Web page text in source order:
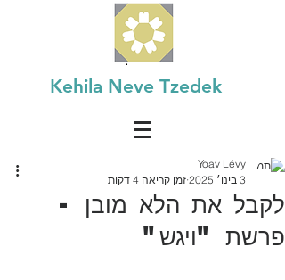
Kehila Neve Tzedek
לקבל את הלא מובן -
פרשת "ויגש"
Yoav Lévy
3 בינו׳ 2025
זמן קריאה 4 דקות